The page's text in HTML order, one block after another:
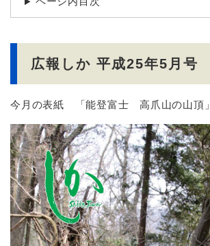
広報しか 平成25年5月号
今月の表紙 「能登富士 高爪山の山頂」